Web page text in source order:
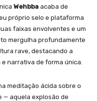
Wehbba acaba de
próprio selo e plataforma
faixas envolventes e um
mergulha profundamente
rave, destacando a
narrativa de forma única.
meditação ácida sobre o
— aquela explosão de